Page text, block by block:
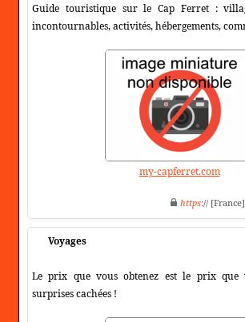
Guide touristique sur le Cap Ferret :
incontournables, activités, hébergements,
my-capferret.com
https://
Voyages
Le prix que vous obtenez est le prix que
surprises cachées !